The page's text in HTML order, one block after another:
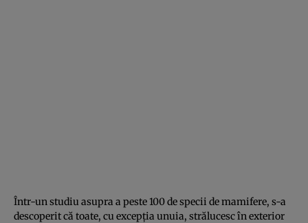
Într-un studiu asupra a peste 100 de specii de mamifere, s-a
descoperit că toate, cu excepția unuia, strălucesc în exterior